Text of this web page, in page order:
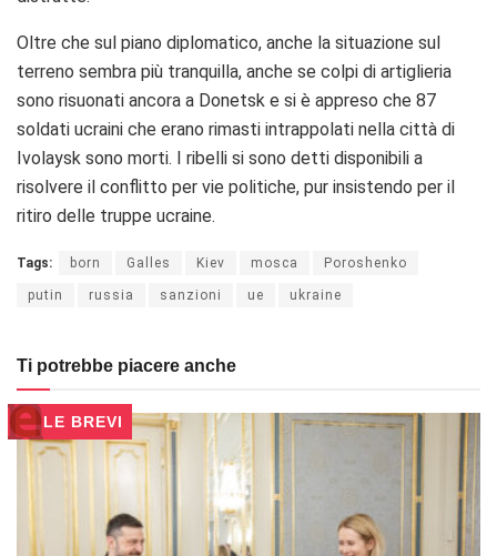
Oltre che sul piano diplomatico, anche la situazione sul
terreno sembra più tranquilla, anche se colpi di artiglieria
sono risuonati ancora a Donetsk e si è appreso che 87
soldati ucraini che erano rimasti intrappolati nella città di
Ivolaysk sono morti. I ribelli si sono detti disponibili a
risolvere il conflitto per vie politiche, pur insistendo per il
ritiro delle truppe ucraine.
Tags: born Galles Kiev mosca Poroshenko
putin russia sanzioni ue ukraine
Ti potrebbe piacere anche
LE BREVI